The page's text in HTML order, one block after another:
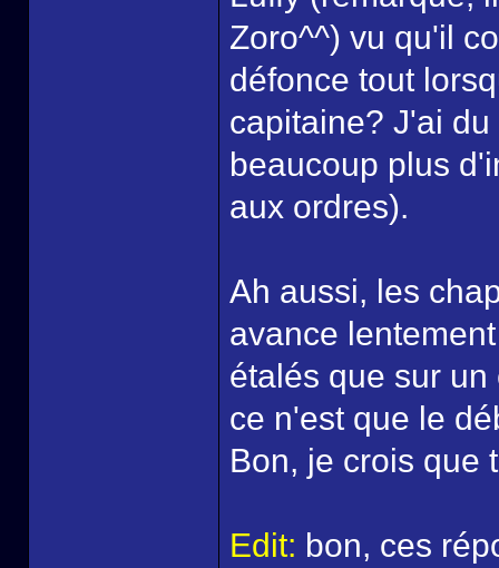
Zoro^^) vu qu'il
défonce tout
capitaine? J'ai
beaucoup plus
aux ordres).
Ah aussi, les
avance
étalés que sur
ce n'est que le
Bon, je crois que
Edit: bon, ces